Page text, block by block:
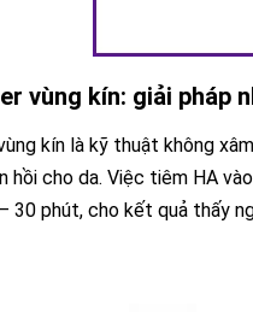
vùng kín: giải pháp
kín là kỹ thuật không
hồi cho da. Việc tiêm HA
30 phút, cho kết quả thấy